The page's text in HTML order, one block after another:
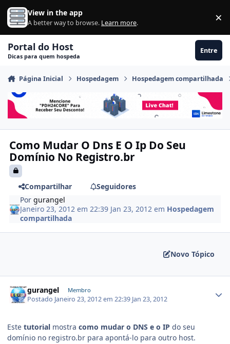
Ir para conteúdo
View in the app
A better way to browse. Learn more. ×
Portal do Host
Dicas para quem hospeda
Entre
Página Inicial Hospedagem Hospedagem compartilhada
Como Mudar O Dns E O Ip Do Seu
Domínio No Registro.br
Compartilhar
Seguidores
Porgurangel
Janeiro 23, 2012 em 22:39 Jan 23, 2012 em Hospedagem
compartilhada
Novo Tópico
gurangel Membro
Postado Janeiro 23, 2012 em 22:39 Jan 23, 2012
Este tutorial mostra como mudar o DNS e o IP do seu
domínio no registro.br para apontá-lo para outro host.